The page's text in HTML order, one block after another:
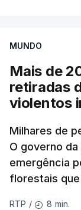
MUNDO
Mais de
retiradas
violentos
Milhares de
O governo
emergência
florestais
RTP / 8 min.